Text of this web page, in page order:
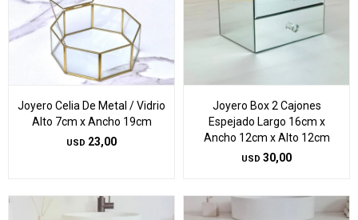
Joyero Celia De Metal / Vidrio
Alto 7cm x Ancho 19cm
USD 23,00
Joyero Box 2 Cajones
Espejado Largo 16cm x
Ancho 12cm x Alto 12cm
USD 30,00